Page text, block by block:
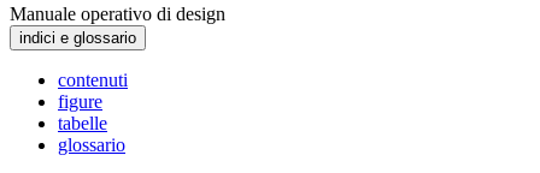
Manuale operativo di design
indici e glossario
contenuti
figure
tabelle
glossario